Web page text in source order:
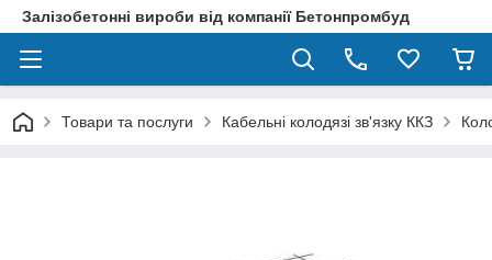
Залізобетонні вироби від компанії Бетонпромбуд
Товари та послуги Кабельні колодязі зв'язку ККЗ